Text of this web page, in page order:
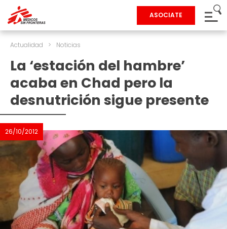
ASOCIATE
Actualidad > Noticias
La ‘estación del hambre’
acaba en Chad pero la
desnutrición sigue presente
26/10/2012